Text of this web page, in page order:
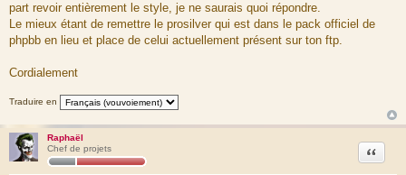
part revoir entièrement le style, je ne saurais quoi répondre.
Le mieux étant de remettre le prosilver qui est dans le pack officiel de
phpbb en lieu et place de celui actuellement présent sur ton ftp.
Cordialement
Traduire en
Raphaël
Chef de projets
Citation